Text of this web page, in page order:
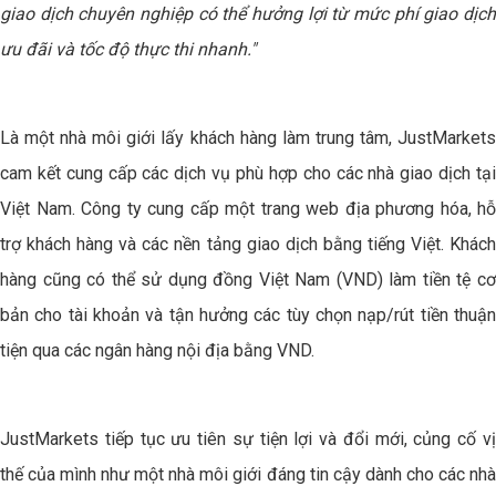
giao dịch chuyên nghiệp có thể hưởng lợi từ mức phí giao dịch
ưu đãi và tốc độ thực thi nhanh."
Là một nhà môi giới lấy khách hàng làm trung tâm, JustMarkets
cam kết cung cấp các dịch vụ phù hợp cho các nhà giao dịch tại
Việt Nam. Công ty cung cấp một trang web địa phương hóa, hỗ
trợ khách hàng và các nền tảng giao dịch bằng tiếng Việt. Khách
hàng cũng có thể sử dụng đồng Việt Nam (VND) làm tiền tệ cơ
bản cho tài khoản và tận hưởng các tùy chọn nạp/rút tiền thuận
tiện qua các ngân hàng nội địa bằng VND.
JustMarkets tiếp tục ưu tiên sự tiện lợi và đổi mới, củng cố vị
thế của mình như một nhà môi giới đáng tin cậy dành cho các nhà